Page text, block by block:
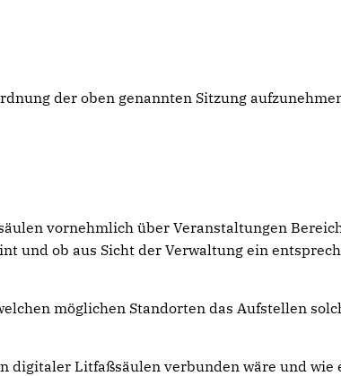
der oben genannten Sitzung
vornehmlich über Veranstaltungen
und ob aus Sicht der Verwaltung ein
möglichen Standorten das Aufstellen
digitaler Litfaßsäulen verbunden wäre und wie